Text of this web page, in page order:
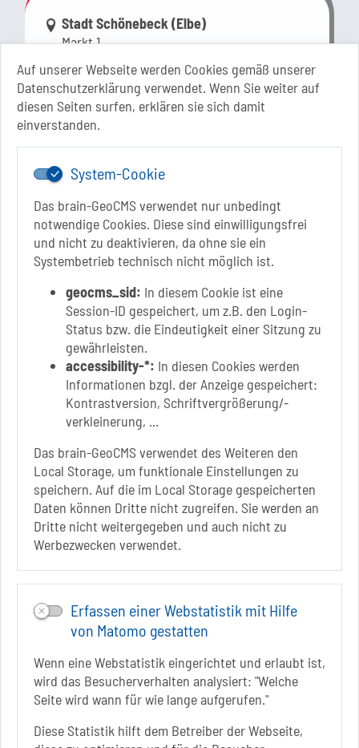
Auf unserer Webseite werden Cookies gemäß unserer
Datenschutzerklärung verwendet. Wenn Sie weiter auf
diesen Seiten surfen, erklären sie sich damit
einverstanden.
System-Cookie
Das brain-GeoCMS verwendet nur unbedingt
notwendige Cookies. Diese sind einwilligungsfrei
und nicht zu deaktivieren, da ohne sie ein
Systembetrieb technisch nicht möglich ist.
geocms_sid: In diesem Cookie ist eine
Session-ID gespeichert, um z.B. den Login-
Status bzw. die Eindeutigkeit einer Sitzung zu
gewährleisten.
accessibility-*: In diesen Cookies werden
Informationen bzgl. der Anzeige gespeichert:
Kontrastversion, Schriftvergrößerung/-
verkleinerung, ...
Das brain-GeoCMS verwendet des Weiteren den
Local Storage, um funktionale Einstellungen zu
speichern. Auf die im Local Storage gespeicherten
Daten können Dritte nicht zugreifen. Sie werden an
Dritte nicht weitergegeben und auch nicht zu
Werbezwecken verwendet.
Erfassen einer Webstatistik mit Hilfe
von Matomo gestatten
Wenn eine Webstatistik eingerichtet und erlaubt ist,
wird das Besucherverhalten analysiert: "Welche
Seite wird wann für wie lange aufgerufen."
Diese Statistik hilft dem Betreiber der Webseite,
Link zur Google-Maps Navigation
Stadt Schönebeck (Elbe)
Markt 1
Sachsen-Anhalt
+49 3928 710-0
+49 3928 710-199
stadt.sbk[at]schoenebeck-elbe.de
www.schoenebeck.de
Di.: 9 Uhr - 11.30 Uhr
13 Uhr - 18 Uhr
Do.: 9 Uhr - 11.30 Uhr
Fr.: nach Vereinbarung
Folgt uns auf
FACEBOOK
INSTAGRAM
YOUTUBE
Link zur Google-Maps Navigation
SOLEPARK Schönebeck/Bad Salzelmen
Eigenbetrieb der Stadt Schönebeck (Elbe)
Badepark 1
39218 Schönebeck (Elbe)
+49 3928 7055-42
info[at]solepark.de
www.visitschoenebeck.de
Infos zur Barrierefreiheit